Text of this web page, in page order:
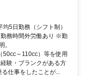
5日勤務（シフト制）
務時間外労働あり ※勤
。
50cc～110cc）等を使用
験・ブランクがある方
仕事をしたことが...